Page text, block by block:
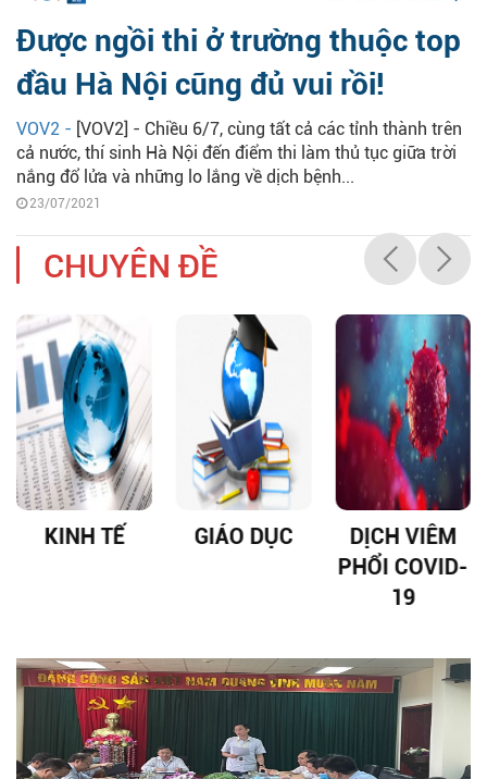
Được ngồi thi ở trường thuộc top
đầu Hà Nội cũng đủ vui rồi!
VOV2 - [VOV2] - Chiều 6/7, cùng tất cả các tỉnh thành trên
cả nước, thí sinh Hà Nội đến điểm thi làm thủ tục giữa trời
nắng đổ lửa và những lo lắng về dịch bệnh...
23/07/2021
CHUYÊN ĐỀ
GIÁO DỤC
DỊCH VIÊM
HÁT LÊN VIỆT
NAM